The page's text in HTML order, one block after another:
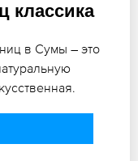
классика
в Сумы – это